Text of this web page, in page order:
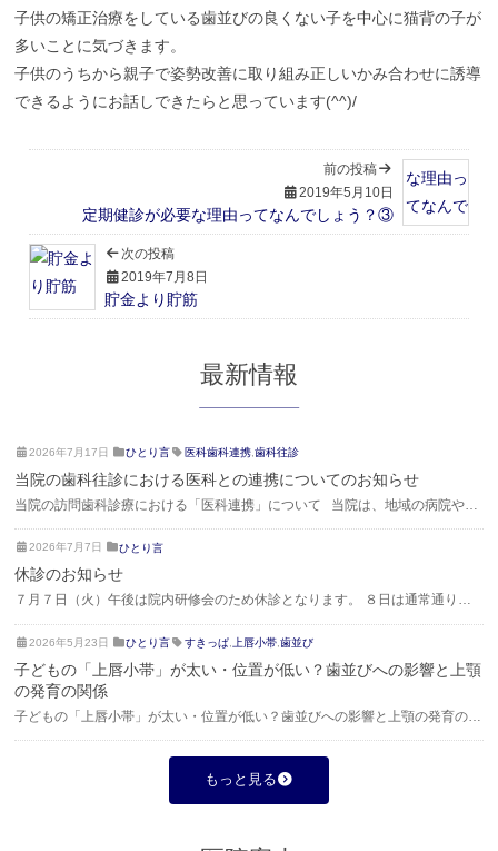
子供の矯正治療をしている歯並びの良くない子を中心に猫背の子が
多いことに気づきます。
子供のうちから親子で姿勢改善に取り組み正しいかみ合わせに誘導
できるようにお話しできたらと思っています(^^)/
前の投稿
2019年5月10日
定期健診が必要な理由ってなんでしょう？③
次の投稿
2019年7月8日
貯金より貯筋
最新情報
2026年7月17日 ひとり言 医科歯科連携, 歯科往診2
6
年
ご
歯
科
当院の歯科往診における医科との連携についてのお知らせ
当院の訪問歯科診療における「医科連携」について 当院は、地域の病院や医
科のクリニックと連携し、全身的な病気の治療を受けながらでも、安全に歯科
治療や口腔ケアを受けていただける体制を整えております。 厚生労働省が定
める**「医科連携訪問加算…
2026年7月7日 ひとり言2
6
年
7
月
ご
歯
科
休診のお知らせ
７月７日（火）午後は院内研修会のため休診となります。 ８日は通常通りの
診療となります。 よろしくお願いいたします。
2026年5月23日 ひとり言 すきっぱ, 上唇小帯, 歯並び2
年
5
ご
科
子どもの「上唇小帯」が太い・位置が低い？歯並びへの影響と上顎
の発育の関係
子どもの「上唇小帯」が太い・位置が低い？歯並びへの影響と上顎の発育の関
係 子どもの仕上げ磨きをしているとき、上の前歯の歯茎から唇に伸びる筋
（上唇小帯）が太かったり、歯と歯のすぐ近くまで伸びていたりして、「将来
の歯並びに影響するのでは？」と心…もっと見る